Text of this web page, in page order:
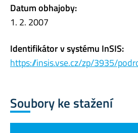
Datum obhajoby:
1. 2. 2007
Identifikátor v systému InSIS:
https://insis.vse.cz/zp/3935/
Soubory ke stažení